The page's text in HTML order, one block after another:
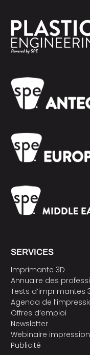
SERVICES
Imprimante 3D
Annuaire des
Tests d’imprimantes
Agenda de
Offres d’emploi
Newsletter
Webinaire
Publicité